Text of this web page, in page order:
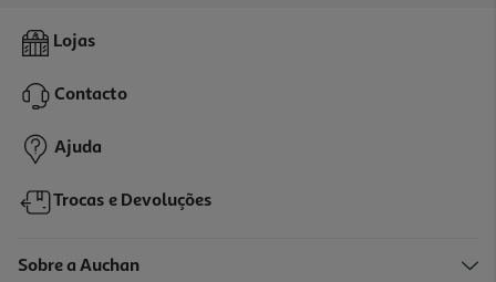
Fogão A Gás Butano Propano Junex Fbl 960x
599,99 €
Lojas
Contacto
Ajuda
Trocas e Devoluções
Sobre a Auchan